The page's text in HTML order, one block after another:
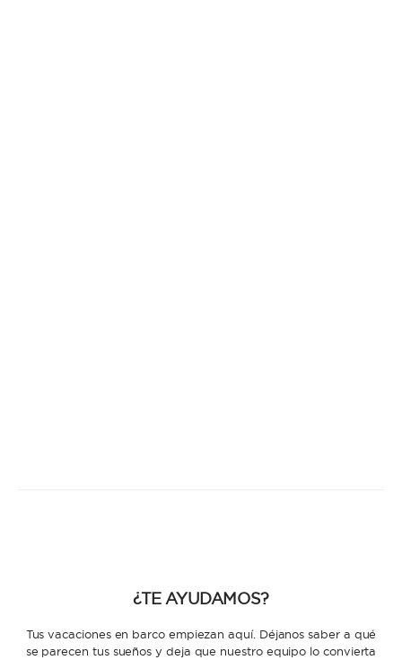
¿TE AYUDAMOS?
Tus vacaciones en barco empiezan aquí. Déjanos saber a qué
se parecen tus sueños y deja que nuestro equipo lo convierta